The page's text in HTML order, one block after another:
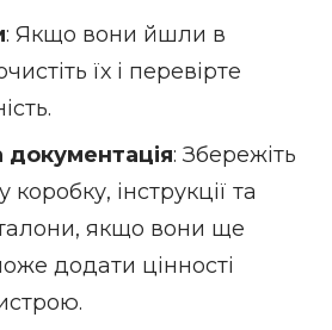
: Якщо вони йшли в
їх і перевірте
документація: Збережіть
коробку, інструкції та
талони, якщо вони ще
додати цінності